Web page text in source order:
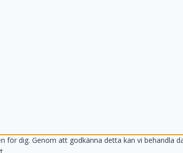
för dig. Genom att godkänna detta kan vi